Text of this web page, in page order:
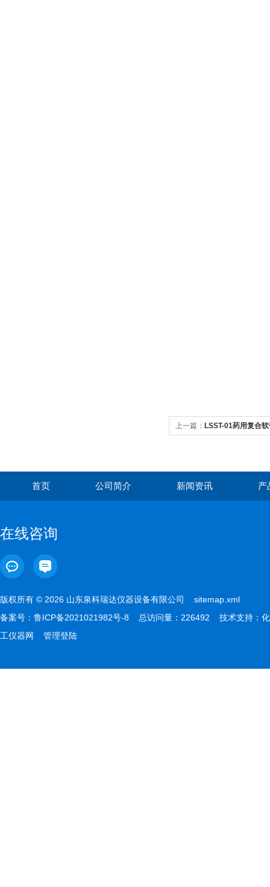
上一篇： LSST-01药用复合
首页 公司简介 新闻资讯 产
在线咨询
版权所有 © 2026 山东泉科瑞达仪器设备有限公司 sitemap.xml
备案号： 鲁ICP备2021021982号-8 总访问量：226492 技术支持： 化
工仪器网
管理登陆